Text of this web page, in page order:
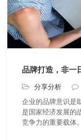
品牌打造，非一
分享分析
企业的品牌意识是
是国家经济发展的
竞争力的重要载体